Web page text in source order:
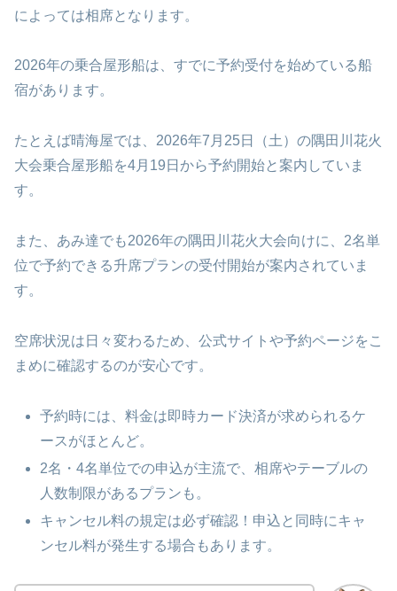
によっては相席となります。
2026年の乗合屋形船は、すでに予約受付を始めている船
宿があります。
たとえば晴海屋では、2026年7月25日（土）の隅田川花火
大会乗合屋形船を4月19日から予約開始と案内していま
す。
また、あみ達でも2026年の隅田川花火大会向けに、2名単
位で予約できる升席プランの受付開始が案内されていま
す。
空席状況は日々変わるため、公式サイトや予約ページをこ
まめに確認するのが安心です。
予約時には、料金は即時カード決済が求められるケ
ースがほとんど。
2名・4名単位での申込が主流で、相席やテーブルの
人数制限があるプランも。
キャンセル料の規定は必ず確認！申込と同時にキャ
ンセル料が発生する場合もあります。